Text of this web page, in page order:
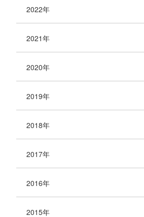
2022年
2021年
2020年
2019年
2018年
2017年
2016年
2015年